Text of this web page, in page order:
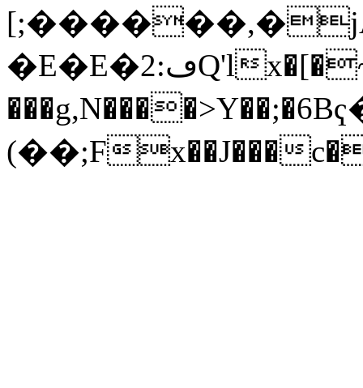
�E�E�2:ڡQ'lx�[�~�m(�W���Hz��_��:0`
(��;Fx��J���